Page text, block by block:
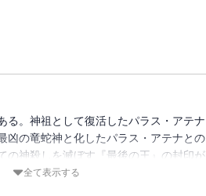
る。神祖として復活したパラス・アテナ
凶の竜蛇神と化したパラス・アテナとの
の神殺しを滅ぼす『最後の王』の封印が
的な力の前に退却を余儀なくされた護堂
全て表示する